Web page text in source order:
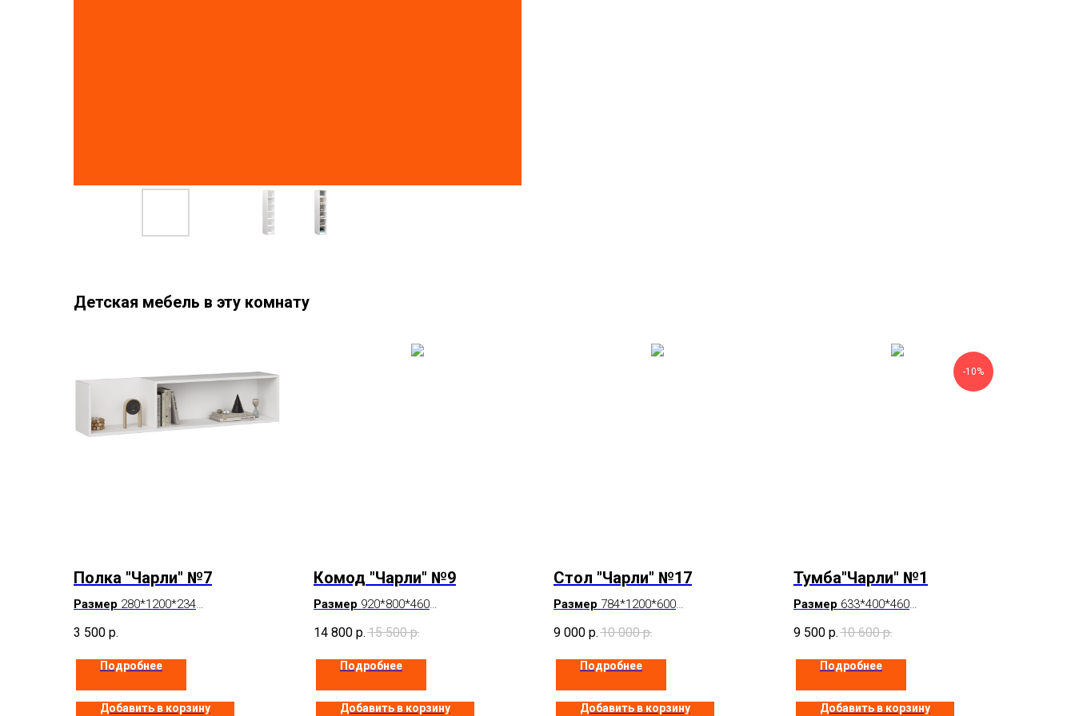
Детская мебель в эту комнату
Полка "Чарли" №7
Размер 280*1200*234
Под заказ
3 500 р.
Подробнее
Добавить в корзину
Комод "Чарли" №9
Размер 920*800*460
В наличии
14 800 р. 15 500 р.
Подробнее
Добавить в корзину
Стол "Чарли" №17
Размер 784*1200*600
В наличии
9 000 р. 10 000 р.
Подробнее
Добавить в корзину
-10%
Тумба"Чарли" №1
Размер 633*400*460
В наличии
9 500 р. 10 600 р.
Подробнее
Добавить в корзину